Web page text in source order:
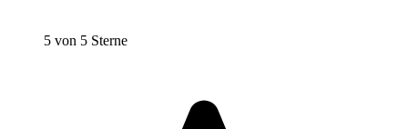
5 von 5 Sterne